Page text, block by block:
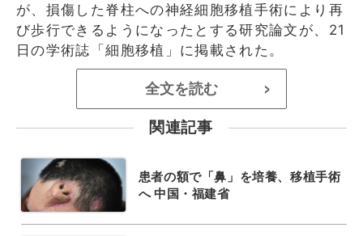
が、損傷した脊柱への神経細胞移植手術により再
び歩行できるようになったとする研究論文が、21
日の学術誌「細胞移植」に掲載された。
全文を読む >
関連記事
患者の額で「鼻」を培養、移植手術
へ 中国・福建省